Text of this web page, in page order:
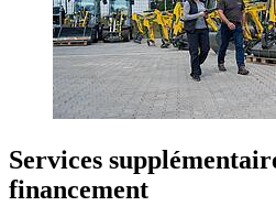
Services
financement